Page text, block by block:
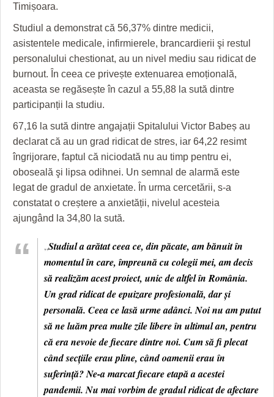
SFATUL MEDICULUI
Timișoara.
Studiul a demonstrat că 56,37% dintre medicii,
asistentele medicale, infirmierele, brancardierii şi restul
personalului chestionat, au un nivel mediu sau ridicat de
burnout. În ceea ce privește extenuarea emoțională,
aceasta se regăsește în cazul a 55,88 la sută dintre
participanții la studiu.
67,16 la sută dintre angajații Spitalului Victor Babeș au
declarat că au un grad ridicat de stres, iar 64,22 resimt
îngrijorare, faptul că niciodată nu au timp pentru ei,
oboseală şi lipsa odihnei. Un semnal de alarmă este
legat de gradul de anxietate. În urma cercetării, s-a
constatat o creștere a anxietății, nivelul acesteia
ajungând la 34,80 la sută.
„Studiul a arătat ceea ce, din păcate, am bănuit în
momentul în care, împreună cu colegii mei, am decis
să realizăm acest proiect, unic de altfel în România.
Un grad ridicat de epuizare profesională, dar și
personală. Ceea ce lasă urme adânci. Noi nu am putut
să ne luăm prea multe zile libere în ultimul an, pentru
că era nevoie de fiecare dintre noi. Cum să fi plecat
când secțiile erau pline, când oamenii erau în
suferință? Ne-a marcat fiecare etapă a acestei
pandemii. Nu mai vorbim de gradul ridicat de afectare